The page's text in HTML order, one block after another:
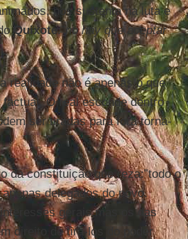
nos sustenta na luta e
Quixote:”no hay que aceptar
realidade não é apenas o que
O real esconde dentro
ser tiradas para fora torná-
da constituição que reza:”todo o
delegados do povo.
gerais mas os das
direito de tirá-los do poder